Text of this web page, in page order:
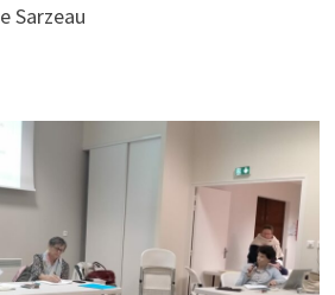
Sarzeau